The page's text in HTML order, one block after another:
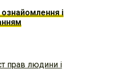
і
прав людини і